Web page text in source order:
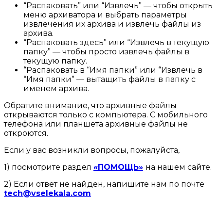
“Распаковать” или “Извлечь” — чтобы открыть
меню архиватора и выбрать параметры
извлечения их архива и извлечь файлы из
архива.
“Распаковать здесь” или “Извлечь в текущую
папку” — чтобы просто извлечь файлы в
текущую папку.
“Распаковать в “Имя папки” или “Извлечь в
“Имя папки” — вытащить файлы в папку с
именем архива.
Обратите внимание, что архивные файлы
открываются только с компьютера. С мобильного
телефона или планшета архивные файлы не
откроются.
Если у вас возникли вопросы, пожалуйста,
1) посмотрите раздел «ПОМОЩЬ» на нашем сайте.
2) Если ответ не найден, напишите нам по почте
tech@vselekala.com